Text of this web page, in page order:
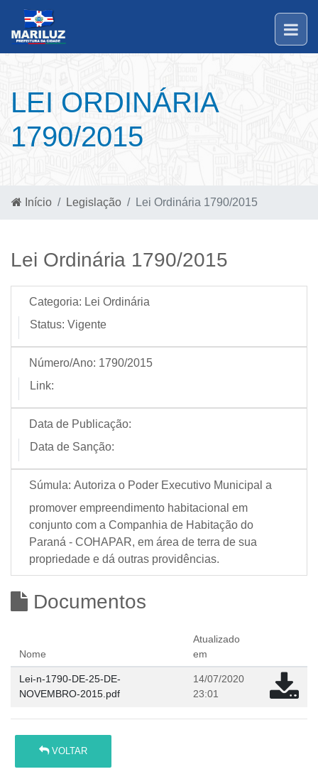
LEI ORDINÁRIA
1790/2015
Início Legislação Lei Ordinária 1790/2015
Lei Ordinária 1790/2015
Categoria: Lei Ordinária
Status: Vigente
Número/Ano: 1790/2015
Link:
Data de Publicação:
Data de Sanção:
Súmula: Autoriza o Poder Executivo Municipal a
promover empreendimento habitacional em
conjunto com a Companhia de Habitação do
Paraná - COHAPAR, em área de terra de sua
propriedade e dá outras providências.
Documentos
Nome
Atualizado
em
Lei-n-1790-DE-25-DE-
NOVEMBRO-2015.pdf
14/07/2020
23:01
VOLTAR